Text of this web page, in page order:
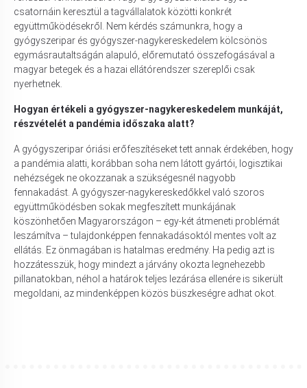
csatornáin keresztül a tagvállalatok közötti konkrét
együttműködésekről. Nem kérdés számunkra, hogy a
gyógyszeripar és gyógyszer-nagykereskedelem kölcsönös
egymásrautaltságán alapuló, előremutató összefogásával a
magyar betegek és a hazai ellátórendszer szereplői csak
nyerhetnek.
Hogyan értékeli a gyógyszer-nagykereskedelem munkáját,
részvételét a pandémia időszaka alatt?
A gyógyszeripar óriási erőfeszítéseket tett annak érdekében, hogy
a pandémia alatti, korábban soha nem látott gyártói, logisztikai
nehézségek ne okozzanak a szükségesnél nagyobb
fennakadást. A gyógyszer-nagykereskedőkkel való szoros
együttműködésben sokak megfeszített munkájának
köszönhetően Magyarországon – egy-két átmeneti problémát
leszámítva – tulajdonképpen fennakadásoktól mentes volt az
ellátás. Ez önmagában is hatalmas eredmény. Ha pedig azt is
hozzátesszük, hogy mindezt a járvány okozta legnehezebb
pillanatokban, néhol a határok teljes lezárása ellenére is sikerült
megoldani, az mindenképpen közös büszkeségre adhat okot.